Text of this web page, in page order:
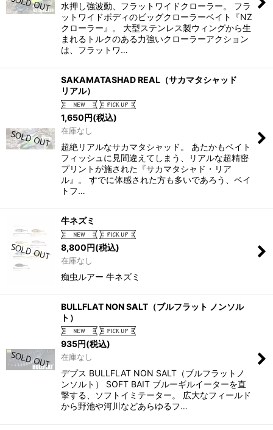
水押し強波動、フラットワイドクローラー。 フラ
ットワイドボディのビッグクローラーベイト『NZ
クローラー』。 大型ステンレス製ウィングから生
まれるトルクのある力強いクローラーアクション
は、フラットワ…
SAKAMATASHAD REAL（サカマタシャッド
リアル）
1,650円(税込)
在庫なし
超絶リアルなサカマタシャッド。 あたかもベイト
フィッシュに見間違えてしまう、リアルな超精密
プリントが施された『サカマタシャド・リア
ル』。 すでに体感された方も多いであろう、ベイ
トフ…
牛ネズミ
8,800円(税込)
在庫なし
痴虫ルアー 牛ネズミ
BULLFLAT NON SALT（ブルフラット ノンソル
ト）
935円(税込)
在庫なし
デプス BULLFLAT NON SALT（ブルフラットノ
ンソルト） SOFT BAIT ブルーギルイーターを直
撃する、ソフトイミテーター。 広大なフィールド
から野池や河川などあらゆるフ…